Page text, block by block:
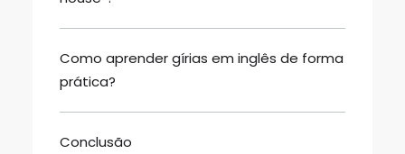
Como aprender gírias em inglês de forma
prática?
Conclusão